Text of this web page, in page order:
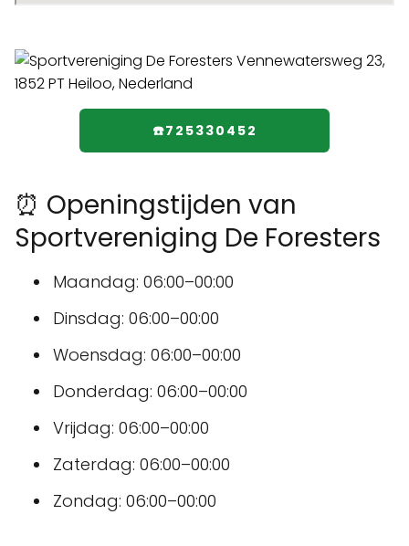
☎️725330452
⏰ Openingstijden van
Sportvereniging De Foresters
Maandag: 06:00–00:00
Dinsdag: 06:00–00:00
Woensdag: 06:00–00:00
Donderdag: 06:00–00:00
Vrijdag: 06:00–00:00
Zaterdag: 06:00–00:00
Zondag: 06:00–00:00